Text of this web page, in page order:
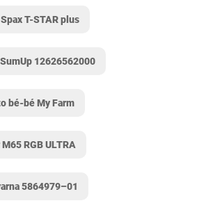
T-STAR plus
‎12626562000
bé-bé My Farm
RGB ULTRA
5864979–01